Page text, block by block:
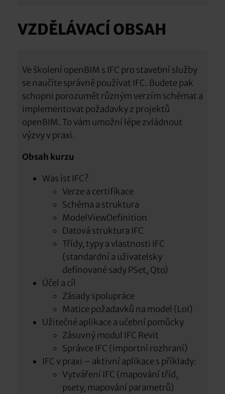
VZDĚLÁVACÍ OBSAH
Ve školení openBIM s IFC pro stavební služby
se naučíte správně používat IFC. Budete pak
schopni porozumět různým verzím schémat a
implementovat požadavky z projektů
openBIM. To vám umožní lépe zvládnout
výzvy v praxi.
Obsah kurzu
Was ist IFC?
Verze a certifikace
Schéma a struktura
ModelViewDefinition
Datová struktura IFC
Třídy, typy a vlastnosti IFC
(standardní a uživatelsky
definované sady PSet, Qto)
Účel a cíl
Zásady spolupráce
Matice požadavků na model (LoI)
Užitečné aplikace a učební pomůcky
Zásuvný modul IFC Revit
Správce IFC (importní rozhraní)
IFC v praxi – aktivní aplikace s příklady:
Vytváření IFC (mapování tříd,
psety, mapování parametrů)